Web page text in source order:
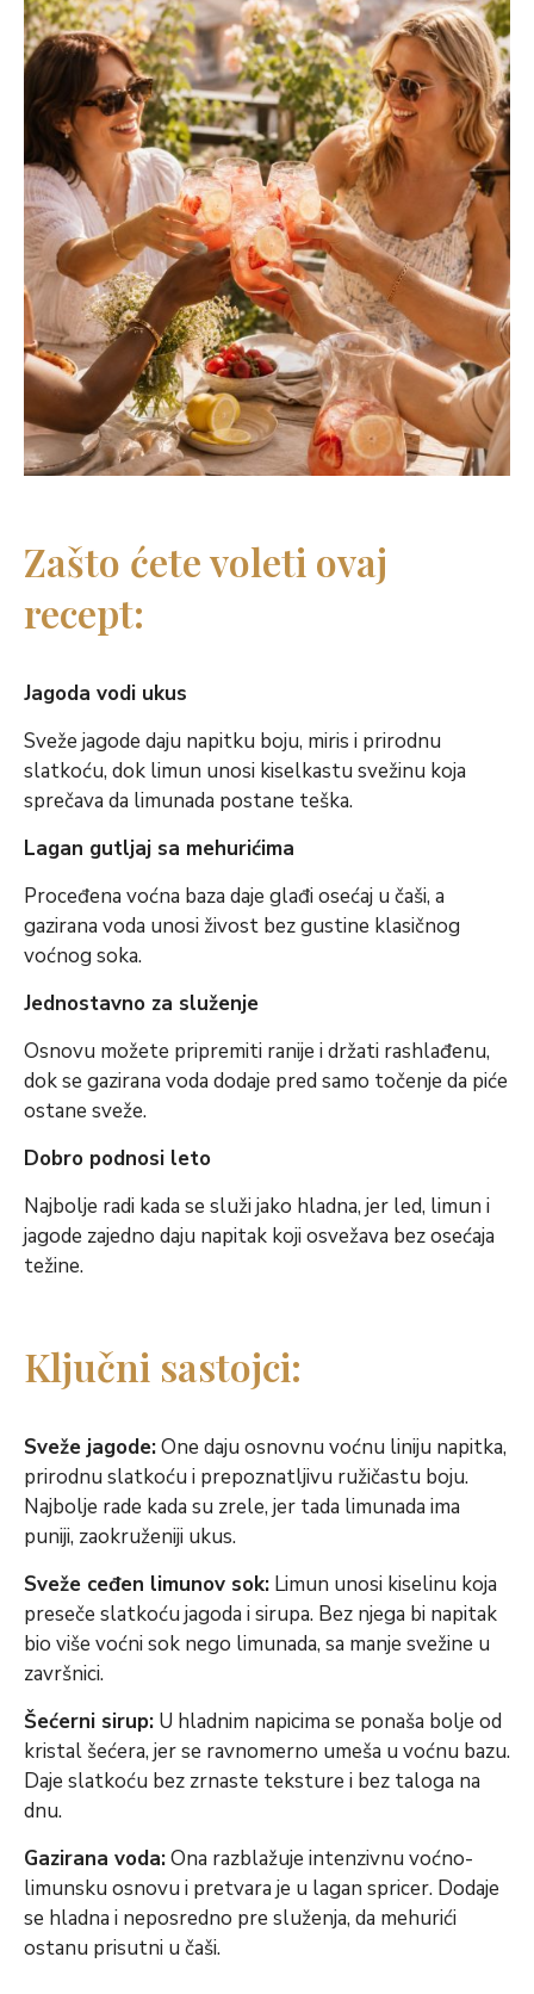
Zašto ćete voleti ovaj
recept:
Jagoda vodi ukus
Sveže jagode daju napitku boju, miris i prirodnu
slatkoću, dok limun unosi kiselkastu svežinu koja
sprečava da limunada postane teška.
Lagan gutljaj sa mehurićima
Proceđena voćna baza daje glađi osećaj u čaši, a
gazirana voda unosi živost bez gustine klasičnog
voćnog soka.
Jednostavno za služenje
Osnovu možete pripremiti ranije i držati rashlađenu,
dok se gazirana voda dodaje pred samo točenje da piće
ostane sveže.
Dobro podnosi leto
Najbolje radi kada se služi jako hladna, jer led, limun i
jagode zajedno daju napitak koji osvežava bez osećaja
težine.
Ključni sastojci:
Sveže jagode:One daju osnovnu voćnu liniju napitka,
prirodnu slatkoću i prepoznatljivu ružičastu boju.
Najbolje rade kada su zrele, jer tada limunada ima
puniji, zaokruženiji ukus.
Sveže ceđen limunov sok: Limun unosi kiselinu koja
preseče slatkoću jagoda i sirupa. Bez njega bi napitak
bio više voćni sok nego limunada, sa manje svežine u
završnici.
Šećerni sirup: U hladnim napicima se ponaša bolje od
kristal šećera, jer se ravnomerno umeša u voćnu bazu.
Daje slatkoću bez zrnaste teksture i bez taloga na
dnu.
Gazirana voda:Ona razblažuje intenzivnu voćno-
limunsku osnovu i pretvara je u lagan spricer. Dodaje
se hladna i neposredno pre služenja, da mehurići
ostanu prisutni u čaši.